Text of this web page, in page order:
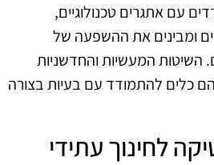
עם אתגרים טכנולוגיים,
ומבינים את ההשפעה של
השיטות המעשיות והחדשניות
כלים להתמודד עם בעיות בצורה
לחינוך עתידי